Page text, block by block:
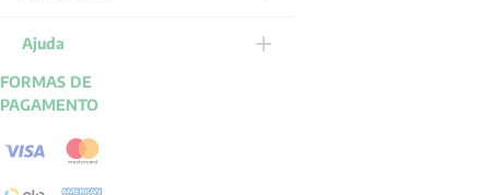
Ajuda
FORMAS DE
PAGAMENTO